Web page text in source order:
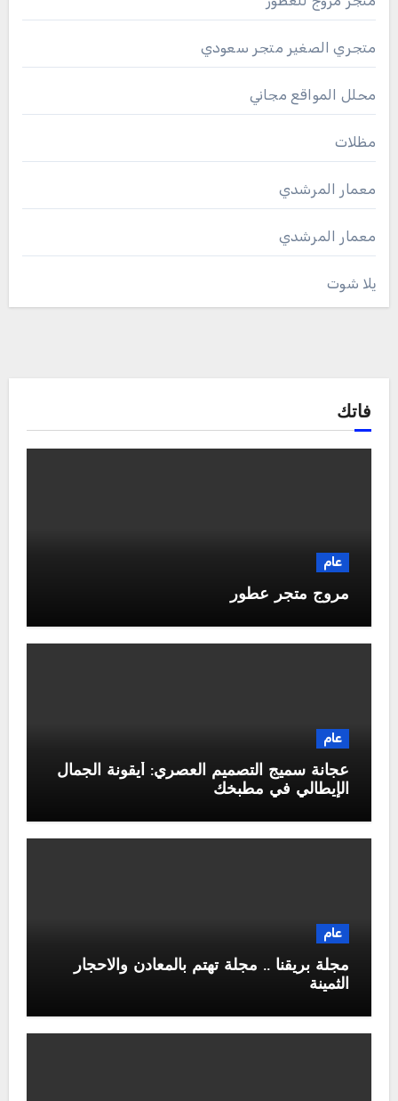
متجري الصغير متجر سعودي
محلل المواقع مجاني
مظلات
معمار المرشدي
معمار المرشدي
يلا شوت
فاتك
عام
مروج متجر عطور
عام
عجانة سميج التصميم العصري: أيقونة الجمال
الإيطالي في مطبخك
عام
مجلة بريقنا .. مجلة تهتم بالمعادن والاحجار
الثمينة